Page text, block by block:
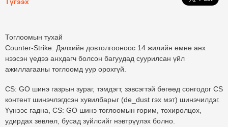
Тоглоомын тухай
Counter-Strike: Дэлхийн довтолгооноос 14 жилийн өмнө анх
нээсэн үедээ анхдагч болсон багуудад суурилсан үйл
ажиллагааны тоглоомд уур орохгүй.
CS: GO шинэ газрын зураг, тэмдэгт, зэвсэгтэй бөгөөд сонгодог CS
контент шинэчлэгдсэн хувилбарыг (de_dust гэх мэт) шинэчилдэг.
Үүнээс гадна, CS: GO шинэ тоглоомын горим, тохиролцох,
удирдах зөвлөл, бусад зүйлсийг нэвтрүүлэх болно.